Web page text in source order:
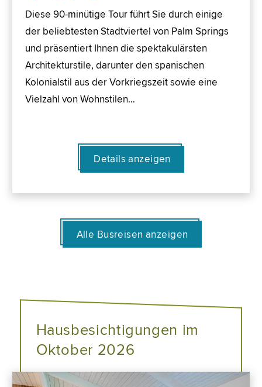
Diese 90-minütige Tour führt Sie durch einige
der beliebtesten Stadtviertel von Palm Springs
und präsentiert Ihnen die spektakulärsten
Architekturstile, darunter den spanischen
Kolonialstil aus der Vorkriegszeit sowie eine
Vielzahl von Wohnstilen…
Details anzeigen
Alle Busreisen anzeigen
Hausbesichtigungen im
Oktober 2026